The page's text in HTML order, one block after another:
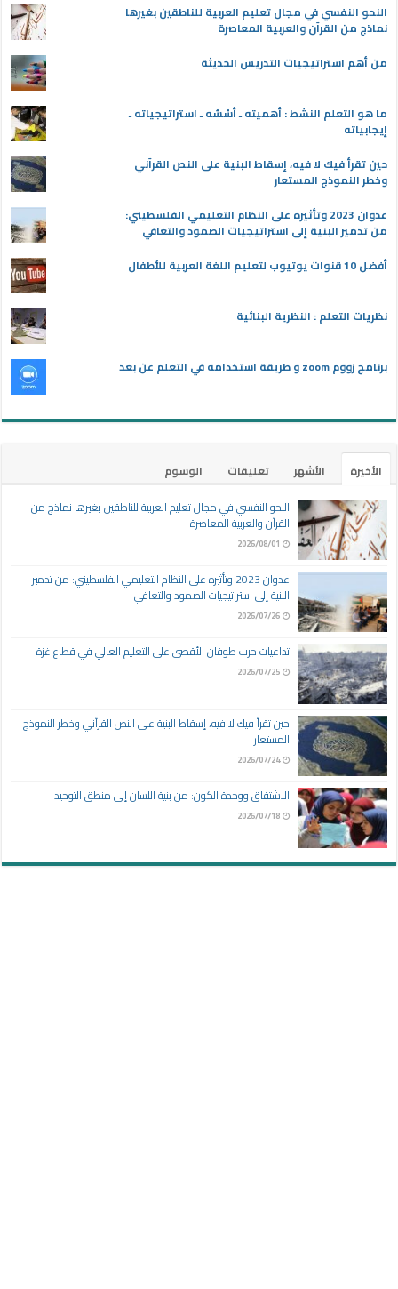
النحو النفسي في مجال تعليم العربية للناطقين بغيرها
نماذج من القرآن والعربية المعاصرة
من أهم استراتيجيات التدريس الحديثة
ما هو التعلم النشط : أهميته ـ أسُسُه ـ استراتيجياته ـ
إيجابياته
حين تقرأ فيك لا فيه، إسقاط البنية على النص القرآني
وخطر النموذج المستعار
عدوان 2023 وتأثيره على النظام التعليمي الفلسطيني:
من تدمير البنية إلى استراتيجيات الصمود والتعافي
أفضل 10 قنوات يوتيوب لتعليم اللغة العربية للأطفال
نظريات التعلم : النظرية البنائية
برنامج زووم zoom و طريقة استخدامه في التعلم عن بعد
الأخيرة الأشهر تعليقات
الوسوم
النحو النفسي في مجال تعليم العربية للناطقين بغيرها نماذج من
القرآن والعربية المعاصرة
2026/08/01
عدوان 2023 وتأثيره على النظام التعليمي الفلسطيني: من تدمير
البنية إلى استراتيجيات الصمود والتعافي
2026/07/26
تداعيات حرب طوفان الأقصى على التعليم العالي في قطاع غزة
2026/07/25
حين تقرأ فيك لا فيه، إسقاط البنية على النص القرآني وخطر النموذج
المستعار
2026/07/24
الاشتقاق ووحدة الكون: من بنية اللسان إلى منطق التوحيد
2026/07/18